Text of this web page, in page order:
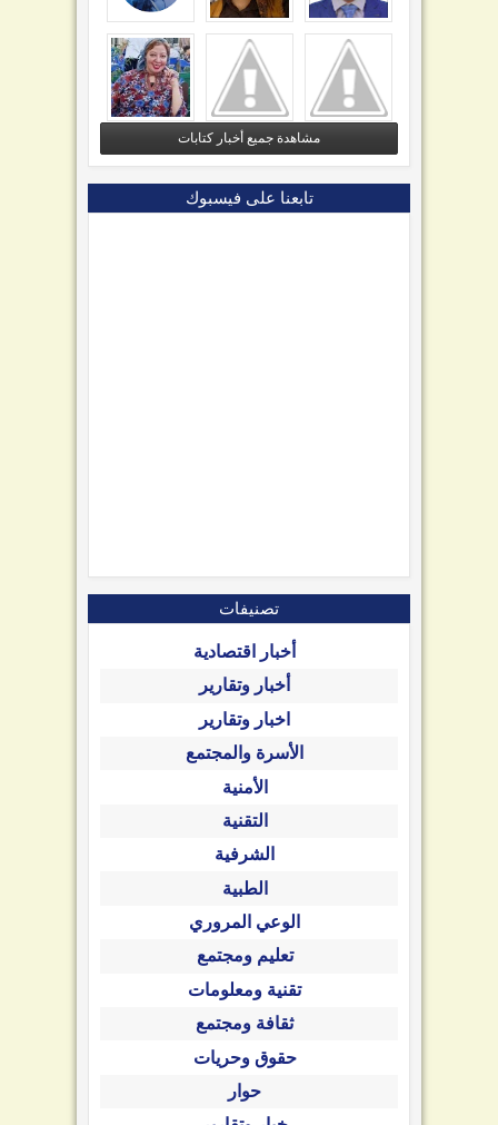
مشاهدة جميع أخبار كتابات
تابعنا على فيسبوك
تصنيفات
أخبار اقتصادية
أخبار وتقارير
اخبار وتقارير
الأسرة والمجتمع
الأمنية
التقنية
الشرفية
الطبية
الوعي المروري
تعليم ومجتمع
تقنية ومعلومات
ثقافة ومجتمع
حقوق وحريات
حوار
خبار وتقارير